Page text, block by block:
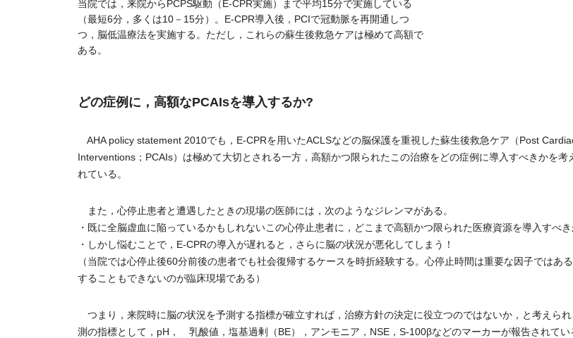
当院では，来院からPCPS駆動（E-CPR実施）まで平均15分で実施している
（最短6分，多くは10－15分）。E-CPR導入後，PCIで冠動脈を再開通しつ
つ，脳低温療法を実施する。ただし，これらの蘇生後救急ケアは極めて高額で
ある。
どの症例に，高額なPCAIsを導入するか?
AHA policy statement 2010でも，E-CPRを用いたACLSなどの脳保護を重視した蘇生後救急ケア（Post
Interventions；PCAIs）は極めて大切とされる一方，高額かつ限られたこの治療をどの症例に導入すべきかを考
れている。
また，心停止患者と遭遇したときの現場の医師には，次のようなジレンマがある。
・既に全脳虚血に陥っているかもしれないこの心停止患者に，どこまで高額かつ限られた医療資源を導入すべき
・しかし悩むことで，E-CPRの導入が遅れると，さらに脳の状況が悪化してしまう！
（当院では心停止後60分前後の患者でも社会復帰するケースを時折経験する。心停止時間は重要な因子ではあ
することもできないのが臨床現場である）
つまり，来院時に脳の状況を予測する指標が確立すれば，治療方針の決定に役立つのではないか，と考えら
測の指標として，pH， 乳酸値，塩基過剰（BE），アンモニア，NSE，S-100βなどのマーカーが報告されてい